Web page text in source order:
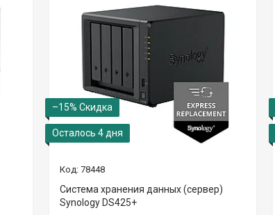
–15%
Осталось 4 дня
78448
Система хранения данных (сервер)
Synology DS425+